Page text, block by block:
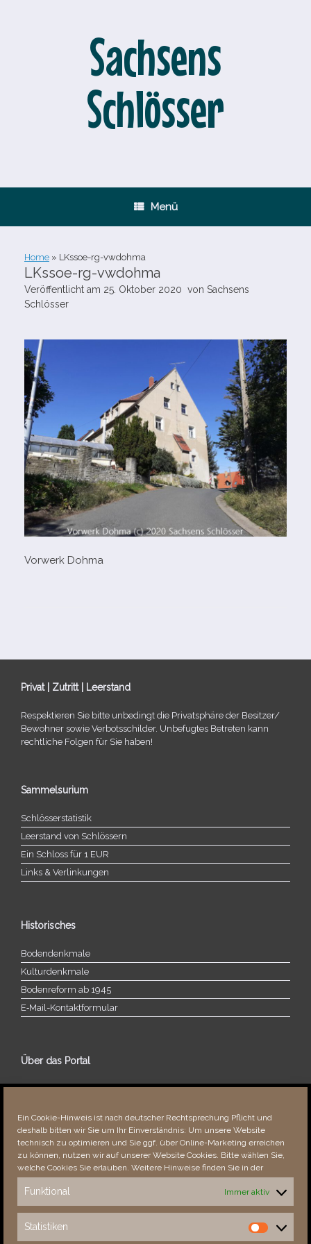
Ein Cookie-Hinweis ist nach deutscher Rechtsprechung Pflicht und
deshalb bitten wir Sie um Ihr Einverständnis: Um unsere Website
technisch zu optimieren und Sie ggf. über Online-Marketing erreichen
zu können, nutzen wir auf unserer Website Cookies. Bitte wählen Sie,
welche Cookies Sie erlauben. Weitere Hinweise finden Sie in der
Funktional Immer aktiv
Statistiken
Statistiken
Sachsens
Schlösser
Menü
Home » LKssoe-​rg-​vwdohma
LKssoe-​rg-​vwdohma
Veröffentlicht am 25. Oktober 2020 von Sachsens
Schlösser
Vorwerk Dohma
Privat | Zutritt | Leerstand
Respektieren Sie bitte unbe­dingt die Privatsphäre der Besitzer/​
Bewohner sowie Verbotsschilder. Unbefugtes Betreten kann
recht­li­che Folgen für Sie haben!
Sammelsurium
Schlösserstatistik
Leerstand von Schlössern
Ein Schloss für 1 EUR
Links & Verlinkungen
Historisches
Bodendenkmale
Kulturdenkmale
Bodenreform ab 1945
E‑Mail-​​Kontaktformular
Über das Portal
Über dieses Portal
Fehler bemerkt?
Besucher seit 08/​2021